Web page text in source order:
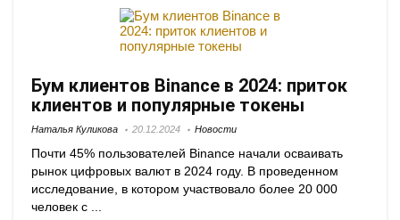
Бум клиентов Binance в 2024: приток
клиентов и популярные токены
Наталья Куликова 20.12.2024 Новости
Почти 45% пользователей Binance начали осваивать
рынок цифровых валют в 2024 году. В проведенном
исследование, в котором участвовало более 20 000
человек с ...